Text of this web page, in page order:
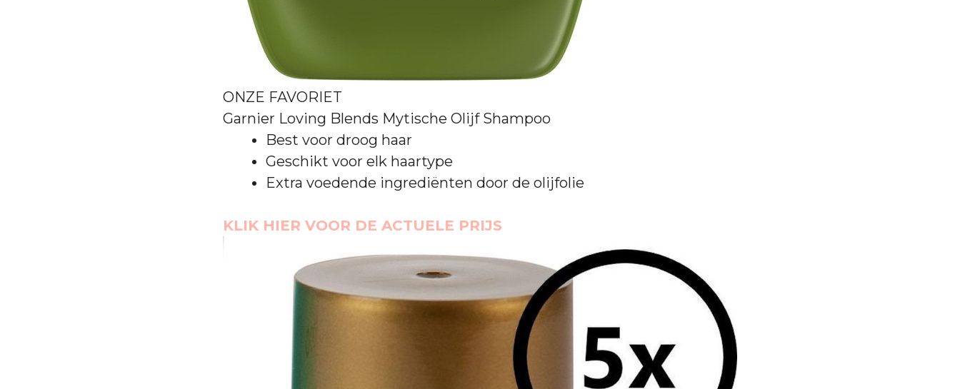
ONZE FAVORIET
Garnier Loving Blends Mytische Olijf Shampoo
Best voor droog haar
Geschikt voor elk haartype
Extra voedende ingrediënten door de olijfolie
KLIK HIER VOOR DE ACTUELE PRIJS